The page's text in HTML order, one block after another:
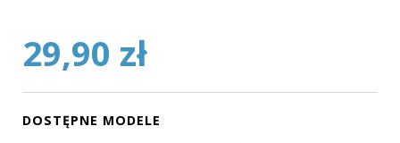
29,90 zł
DOSTĘPNE MODELE